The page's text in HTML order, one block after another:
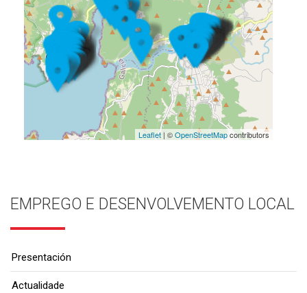
Leaflet| ©OpenStreetMapcontributors
EMPREGO E DESENVOLVEMENTO LOCAL
Presentación
Actualidade